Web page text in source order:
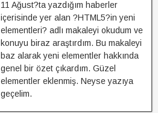
11 Ağust?ta yazdığım haberler
içerisinde yer alan ?HTML5?in yeni
elementleri? adlı makaleyi okudum ve
konuyu biraz araştırdım. Bu makaleyi
baz alarak yeni elementler hakkında
genel bir özet çıkardım. Güzel
elementler eklenmiş. Neyse yazıya
geçelim.